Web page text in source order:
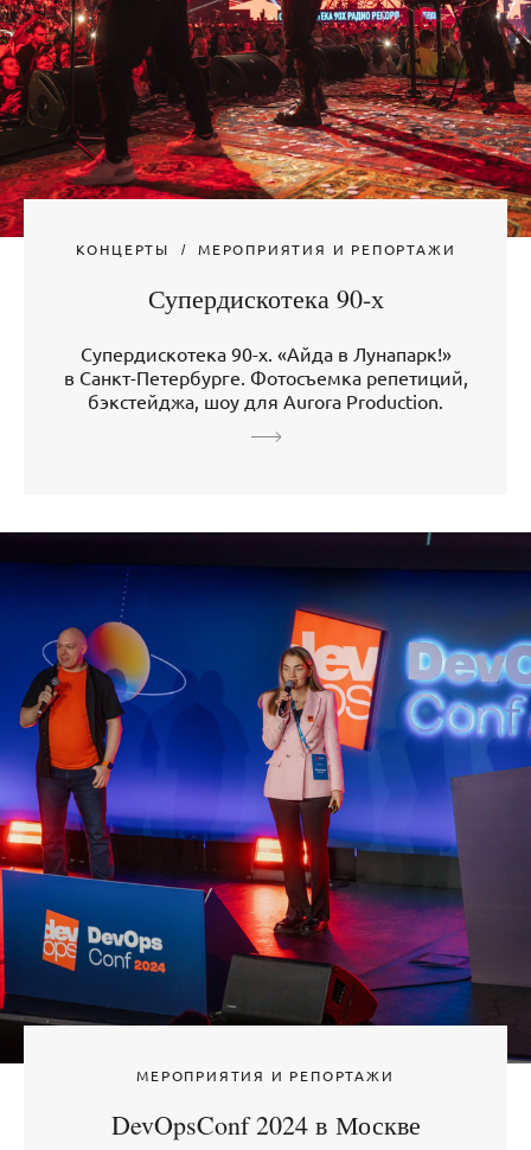
КОНЦЕРТЫ МЕРОПРИЯТИЯ И РЕПОРТАЖИ
Супердискотека 90-х
Супердискотека 90-х. «Айда в Лунапарк!»
в Санкт-Петербурге. Фотосъемка репетиций,
бэкстейджа, шоу для Aurora Production.
МЕРОПРИЯТИЯ И РЕПОРТАЖИ
DevOpsConf 2024 в Москве